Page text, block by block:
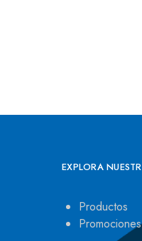
EXPLORA
Productos
Promociones